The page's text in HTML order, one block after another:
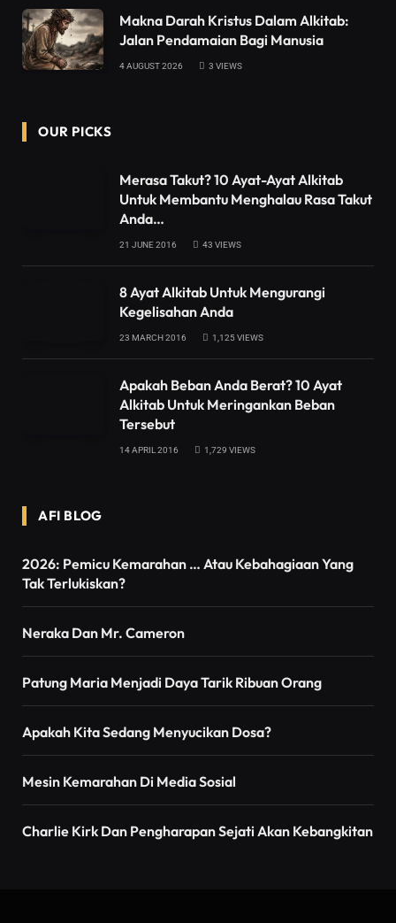
Makna Darah Kristus Dalam Alkitab:
Jalan Pendamaian Bagi Manusia
4 AUGUST 2026 3 VIEWS
OUR PICKS
Merasa Takut? 10 Ayat-Ayat Alkitab
Untuk Membantu Menghalau Rasa Takut
Anda…
21 JUNE 2016 43 VIEWS
8 Ayat Alkitab Untuk Mengurangi
Kegelisahan Anda
23 MARCH 2016 1,125VIEWS
Apakah Beban Anda Berat? 10 Ayat
Alkitab Untuk Meringankan Beban
Tersebut
14 APRIL 2016 1,729 VIEWS
AFI BLOG
2026: Pemicu Kemarahan … Atau Kebahagiaan Yang
Tak Terlukiskan?
Neraka Dan Mr. Cameron
Patung Maria Menjadi Daya Tarik Ribuan Orang
Apakah Kita Sedang Menyucikan Dosa?
Mesin Kemarahan Di Media Sosial
Charlie Kirk Dan Pengharapan Sejati Akan Kebangkitan